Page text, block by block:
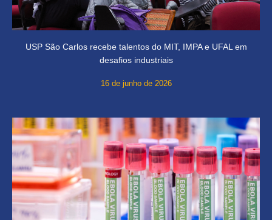
USP São Carlos recebe talentos do MIT, IMPA e UFAL em
desafios industriais
16 de junho de 2026